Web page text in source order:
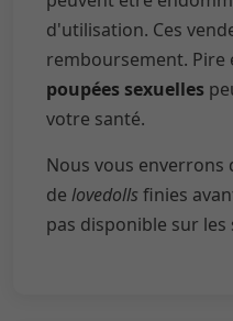
d'utilisation. Ces
remboursement. Pire
poupées sexuelles
votre santé.
Nous vous enverrons
de lovedolls finies
pas disponible sur